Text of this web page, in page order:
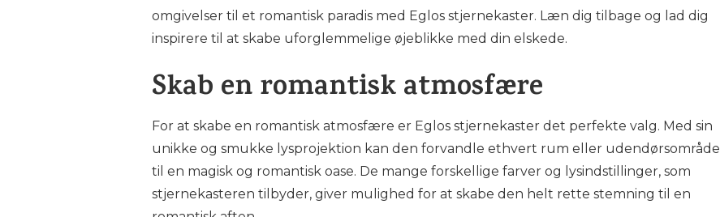
omgivelser til et romantisk paradis med Eglos stjernekaster. Læn dig tilbage og lad dig
inspirere til at skabe uforglemmelige øjeblikke med din elskede.
Skab en romantisk atmosfære
For at skabe en romantisk atmosfære er Eglos stjernekaster det perfekte valg. Med sin
unikke og smukke lysprojektion kan den forvandle ethvert rum eller udendørsområde
til en magisk og romantisk oase. De mange forskellige farver og lysindstillinger, som
stjernekasteren tilbyder, giver mulighed for at skabe den helt rette stemning til en